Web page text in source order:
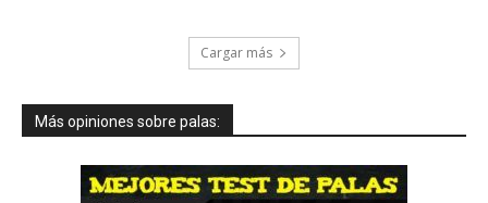
Cargar más
Más opiniones sobre palas: